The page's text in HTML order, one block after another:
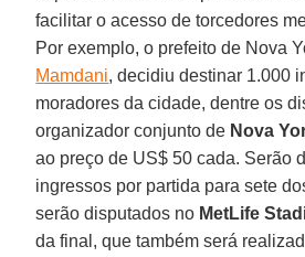
facilitar o acesso de torcedores
Por exemplo, o prefeito de Nova
Mamdani, decidiu destinar 1.000
moradores da cidade, dentre os
organizador conjunto de Nova
ao preço de US$ 50 cada. Serão
ingressos por partida para sete
serão disputados no MetLife
da final, que também será